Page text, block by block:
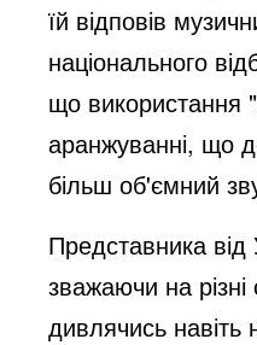
їй відповів
національного
що використання
аранжуванні, що
більш об'ємний
Представника
зважаючи на
дивлячись